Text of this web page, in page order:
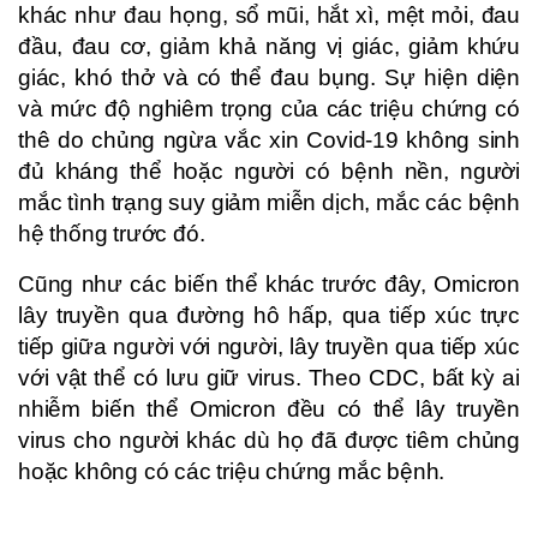
khác như đau họng, sổ mũi, hắt xì, mệt mỏi, đau
đầu, đau cơ, giảm khả năng vị giác, giảm khứu
giác, khó thở và có thể đau bụng. Sự hiện diện
và mức độ nghiêm trọng của các triệu chứng có
thê do chủng ngừa vắc xin Covid-19 không sinh
đủ kháng thể hoặc người có bệnh nền, người
mắc tình trạng suy giảm miễn dịch, mắc các bệnh
hệ thống trước đó.
Cũng như các biến thể khác trước đây, Omicron
lây truyền qua đường hô hấp, qua tiếp xúc trực
tiếp giữa người với người, lây truyền qua tiếp xúc
với vật thể có lưu giữ virus. Theo CDC, bất kỳ ai
nhiễm biến thể Omicron đều có thể lây truyền
virus cho người khác dù họ đã được tiêm chủng
hoặc không có các triệu chứng mắc bệnh.